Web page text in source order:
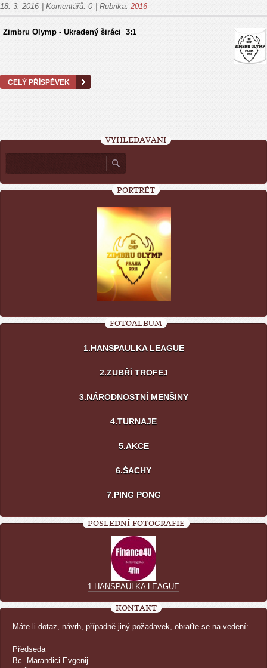
18. 3. 2016 Komentářů: 0 Rubrika: 2016
Zimbru Оlymp - Ukradený širáci 3:1
CELÝ PŘÍSPĚVEK
VYHLEDÁVÁNÍ
PORTRÉT
FOTOALBUM
1.HANSPAULKA LEAGUE
2.ZUBŘÍ TROFEJ
3.NÁRODNOSTNÍ MENŠINY
4.TURNAJE
5.AKCE
6.ŠACHY
7.PING PONG
POSLEDNÍ FOTOGRAFIE
1.HANSPAULKA LEAGUE
KONTAKT
Máte-li dotaz, návrh, případně jiný požadavek, obraťte se na vedení:
Předseda
Bc. Marandici Evgenij